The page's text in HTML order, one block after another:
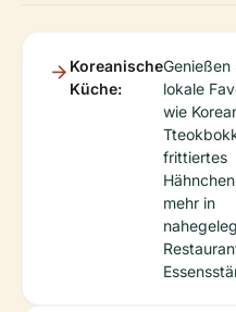
Koreanische
Küche:
Genießen
lokale
wie
frittiertes
mehr in